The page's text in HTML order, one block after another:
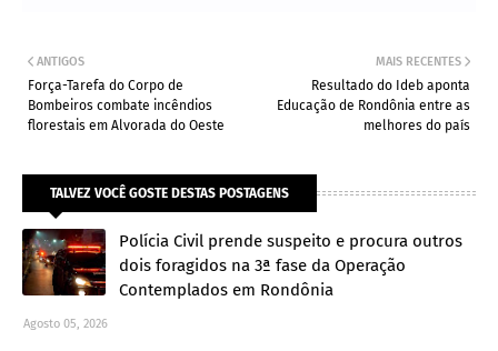
MAIS RECENTES
Resultado do Ideb aponta
Educação de Rondônia entre as
melhores do país
ANTIGOS
Força-Tarefa do Corpo de
Bombeiros combate incêndios
florestais em Alvorada do Oeste
TALVEZ VOCÊ GOSTE DESTAS POSTAGENS
Polícia Civil prende suspeito e procura outros
dois foragidos na 3ª fase da Operação
Contemplados em Rondônia
Agosto 05, 2026